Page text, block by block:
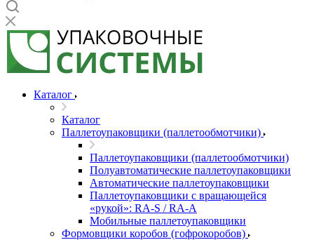
Каталог
Каталог
Паллетоупаковщики (паллетообмотчики)
Паллетоупаковщики (паллетообмотчики)
Полуавтоматические паллетоупаковщики
Автоматические паллетоупаковщики
Паллетоупаковщики с вращающейся
«рукой»: RA-S / RA-A
Мобильные паллетоупаковщики
Формовщики коробов (гофрокоробов)